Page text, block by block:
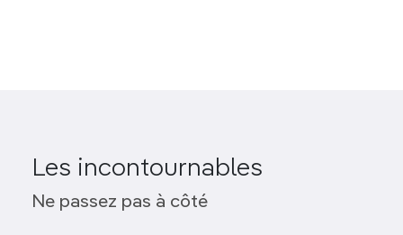
Les incontournables
Ne passez pas à côté